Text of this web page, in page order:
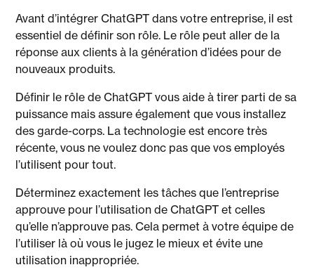
Avant d’intégrer ChatGPT dans votre entreprise, il est
essentiel de définir son rôle. Le rôle peut aller de la
réponse aux clients à la génération d’idées pour de
nouveaux produits.
Définir le rôle de ChatGPT vous aide à tirer parti de sa
puissance mais assure également que vous installez
des garde-corps. La technologie est encore très
récente, vous ne voulez donc pas que vos employés
l’utilisent pour tout.
Déterminez exactement les tâches que l’entreprise
approuve pour l’utilisation de ChatGPT et celles
qu’elle n’approuve pas. Cela permet à votre équipe de
l’utiliser là où vous le jugez le mieux et évite une
utilisation inappropriée.